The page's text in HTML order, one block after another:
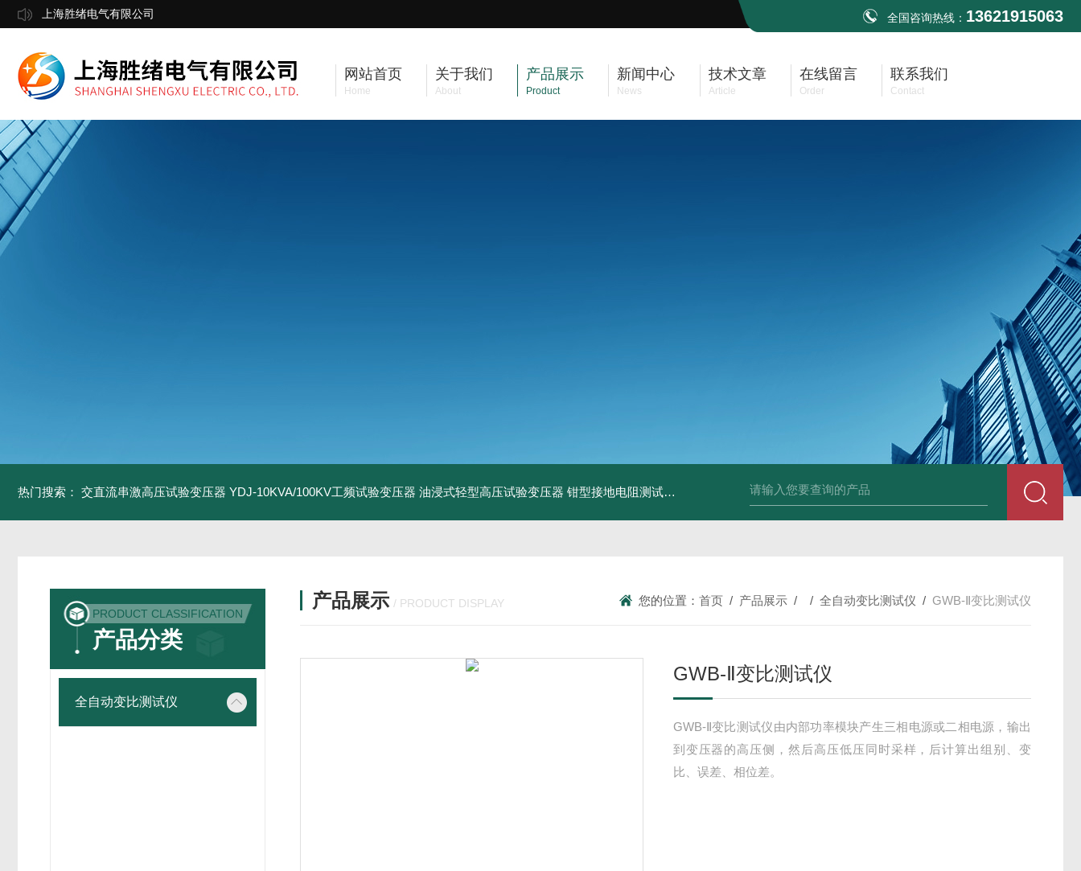
上海胜绪电气有限公司 全国咨询热线： 13621915063
网站首页
Home
关于我们
About
产品展示
Product
新闻中心
News
技术文章
Article
在线留言
Order
联系我们
Contact
热门搜索： 交直流串激高压试验变压器 YDJ-10KVA/100KV工频试验变压器 油浸式轻型高压试验变压器 钳型接地电阻测试仪 KDCR4400双钳相位伏安表 ML12A手持式相位伏安表 SMG2000E钳形相位
PRODUCT CLASSIFICATION
产品分类
全自动变比测试仪
产品展示 / PRODUCT DISPLAY 您的位置： 首页 / 产品展示 / / 全自动变比测试仪 / GWB-Ⅱ变比测试仪
GWB-Ⅱ变比测试仪
GWB-Ⅱ变比测试仪由内部功率模块产生三相电源或二相电源，输出
到变压器的高压侧，然后高压低压同时采样，后计算出组别、变
比、误差、相位差。